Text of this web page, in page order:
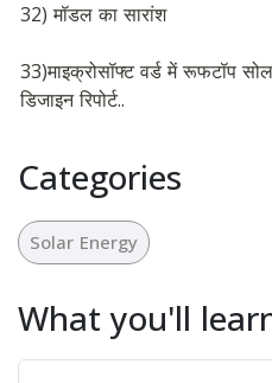
32) मॉडल का सारांश
33)माइक्रोसॉफ्ट वर्ड में रूफटॉप
डिजाइन रिपोर्ट..
Categories
Solar Energy
What you'll